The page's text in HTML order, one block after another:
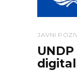
JAVNI